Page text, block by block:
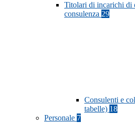
Titolari di incarichi di
consulenza 29
Consulenti e
tabelle) 18
Personale 7